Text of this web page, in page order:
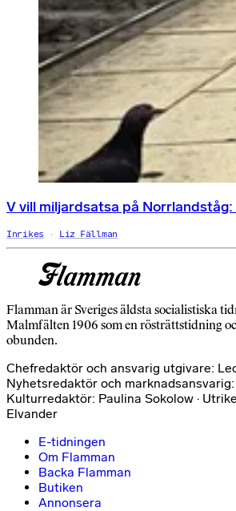
V vill miljardsatsa på Norrlandståg:
Inrikes Liz Fällman
Flamman är Sveriges äldsta socialistiska
Malmfälten 1906 som en rösträttstidning
obunden.
Chefredaktör och ansvarig utgivare:
Nyhetsredaktör och marknadsansvarig:
Kulturredaktör: Paulina Sokolow ·
Elvander
E-tidningen
Om Flamman
Backa Flamman
Butiken
Annonsera